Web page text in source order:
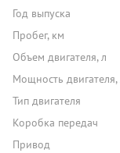
Год выпуска
Пробег, км
Объем двигателя, л
Мощность двигателя,
Тип двигателя
Коробка передач
Привод